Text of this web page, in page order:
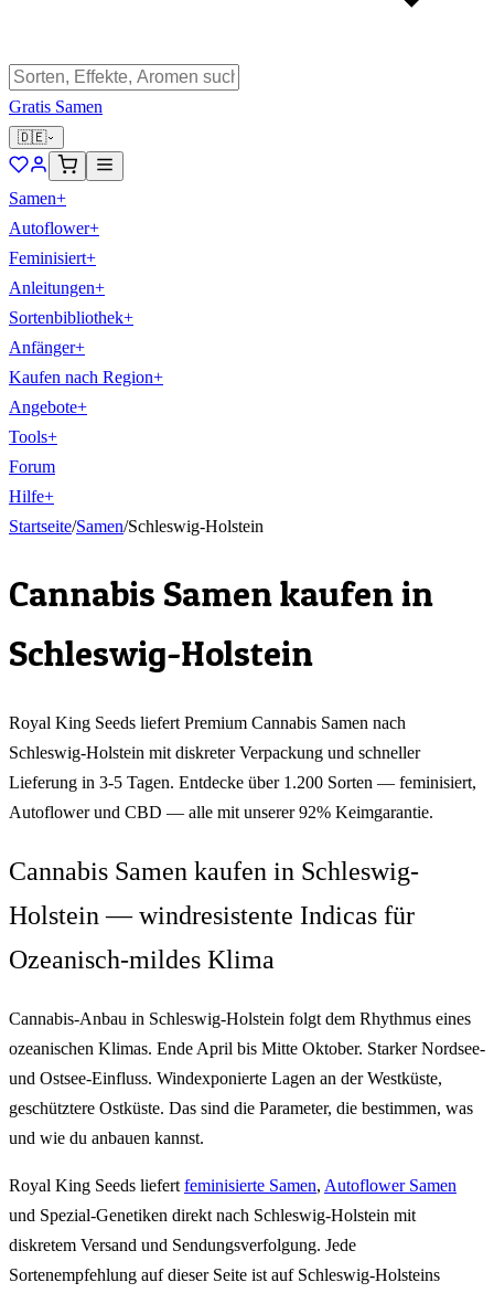
Gratis Samen
🇩🇪
Samen+
Autoflower+
Feminisiert+
Anleitungen+
Sortenbibliothek+
Anfänger+
Kaufen nach Region+
Angebote+
Tools+
Forum
Hilfe+
Startseite/Samen/Schleswig-Holstein
Cannabis Samen kaufen in
Schleswig-Holstein
Royal King Seeds liefert Premium Cannabis Samen nach
Schleswig-Holstein mit diskreter Verpackung und schneller
Lieferung in 3-5 Tagen. Entdecke über 1.200 Sorten — feminisiert,
Autoflower und CBD — alle mit unserer 92% Keimgarantie.
Cannabis Samen kaufen in Schleswig-
Holstein — windresistente Indicas für
Ozeanisch-mildes Klima
Cannabis-Anbau in Schleswig-Holstein folgt dem Rhythmus eines
ozeanischen Klimas. Ende April bis Mitte Oktober. Starker Nordsee-
und Ostsee-Einfluss. Windexponierte Lagen an der Westküste,
geschütztere Ostküste. Das sind die Parameter, die bestimmen, was
und wie du anbauen kannst.
Royal King Seeds liefert feminisierte Samen, Autoflower Samen
und Spezial-Genetiken direkt nach Schleswig-Holstein mit
diskretem Versand und Sendungsverfolgung. Jede
Sortenempfehlung auf dieser Seite ist auf Schleswig-Holsteins